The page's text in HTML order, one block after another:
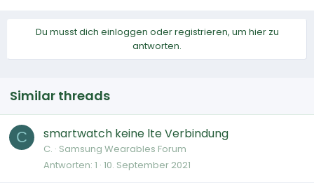
Du musst dich einloggen oder registrieren, um hier zu
antworten.
Similar threads
C smartwatch keine lte Verbindung
C. Samsung Wearables Forum
Antworten 1 10. September 2021